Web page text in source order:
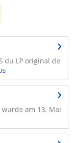
du LP original de
wurde am 13. Mai